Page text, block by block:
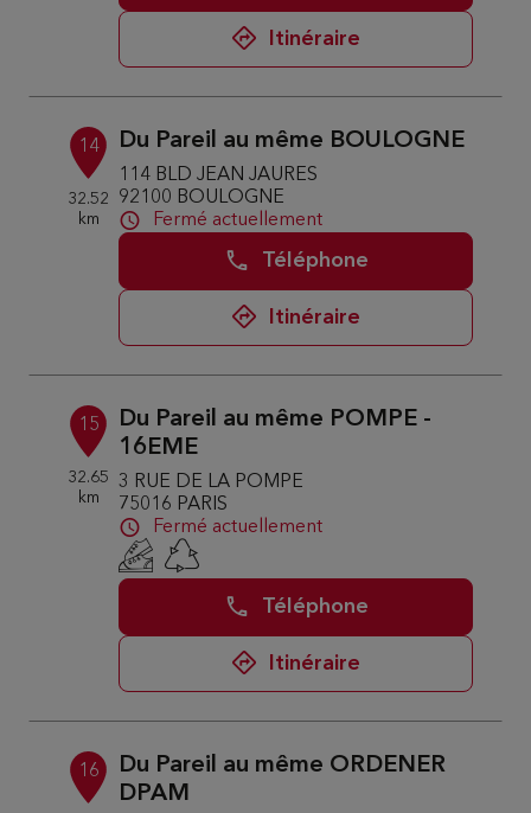
Itinéraire
14
32.52
km
Du Pareil au même BOULOGNE
114 BLD JEAN JAURES
92100 BOULOGNE
Fermé actuellement
Téléphone
Itinéraire
15
32.65
km
Du Pareil au même POMPE -
16EME
3 RUE DE LA POMPE
75016 PARIS
Fermé actuellement
Téléphone
Itinéraire
16
Du Pareil au même ORDENER
DPAM